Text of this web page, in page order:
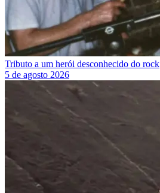
Tributo a um herói desconhecido do rock
5 de agosto 2026